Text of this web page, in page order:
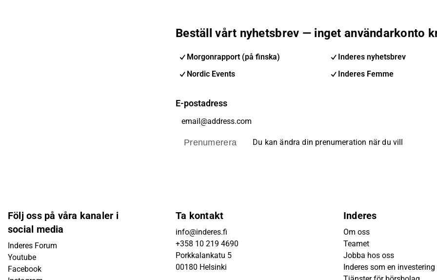
Beställ vårt nyhetsbrev — inget användarkonto
Morgonrapport (på finska)
Inderes nyhetsbrev
Nordic Events
Inderes Femme
E-postadress
Prenumerera Du kan ändra din prenumeration när du vill
Följ oss på våra kanaler i
social media
Inderes Forum
Youtube
Facebook
Ta kontakt
info@inderes.fi
+358 10 219 4690
Porkkalankatu 5
00180 Helsinki
Inderes
Om oss
Teamet
Jobba hos oss
Inderes som en investering